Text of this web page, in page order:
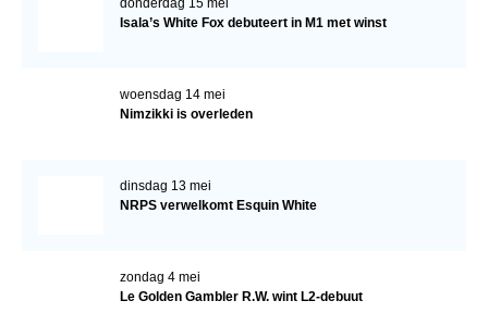
donderdag 15 mei
Isala’s White Fox debuteert in M1 met winst
woensdag 14 mei
Nimzikki is overleden
dinsdag 13 mei
NRPS verwelkomt Esquin White
zondag 4 mei
Le Golden Gambler R.W. wint L2-debuut